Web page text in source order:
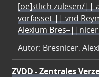
[oe]stlich zulesen/||
vorfasset || vnd
Alexium
Autor: Bresnicer,
ZVDD - Zentrales